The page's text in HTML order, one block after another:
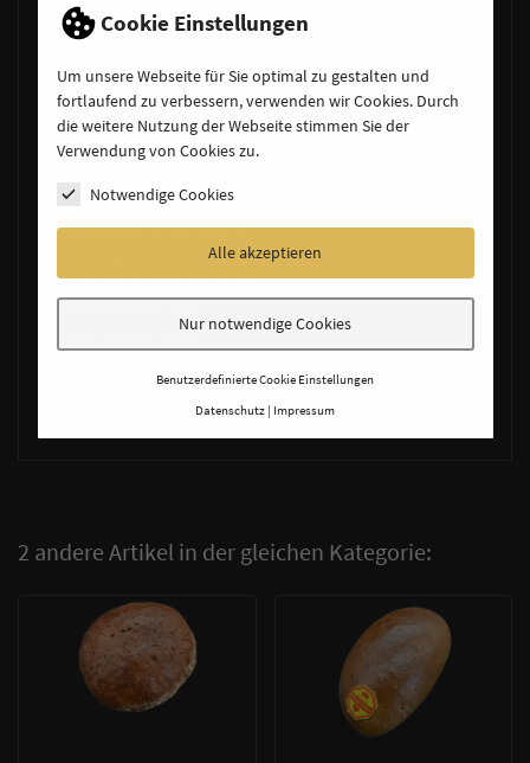
Cookie Einstellungen
Um unsere Webseite für Sie optimal zu gestalten und
fortlaufend zu verbessern, verwenden wir Cookies. Durch
die weitere Nutzung der Webseite stimmen Sie der
Verwendung von Cookies zu.
Notwendige Cookies
Alle akzeptieren
Nur notwendige Cookies
Benutzerdefinierte Cookie Einstellungen
Datenschutz Impressum
Glutenhaltige Getreide (Roggenmehl, Weizenmehl,
Weizenmalzmehl, Gluten aus Weizen, Weizenquellmehl,
Gerstenmalzmehl)
Nährwerte /100g:
Brennwert kj : 803 kJ
Brennwert in kcal: 189 kcal
davon gesättigte Fettsäuren: 0 g
davon Zucker: 0,8 g
2 andere Artikel in der gleichen Kategorie: